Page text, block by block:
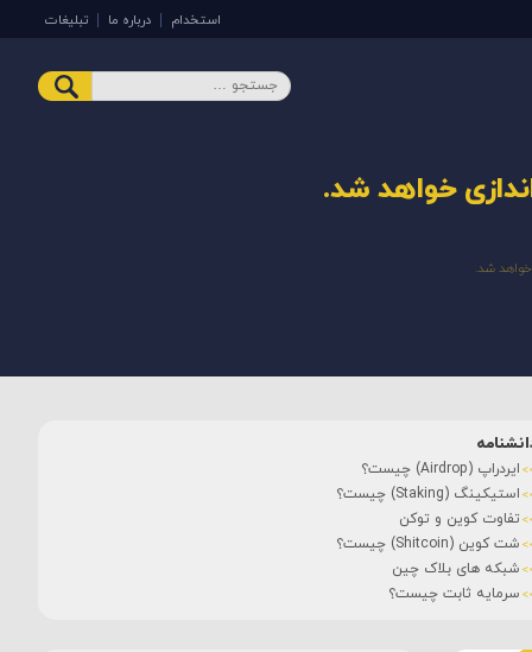
استخدام درباره ما تبلیغات
ایردراپ (Airdrop) چیست؟
استیکینگ (Staking) چیست؟
تفاوت کوین و توکن
شت کوین (Shitcoin) چیست؟
شبکه های بلاک چین
سرمایه ثابت چیست؟